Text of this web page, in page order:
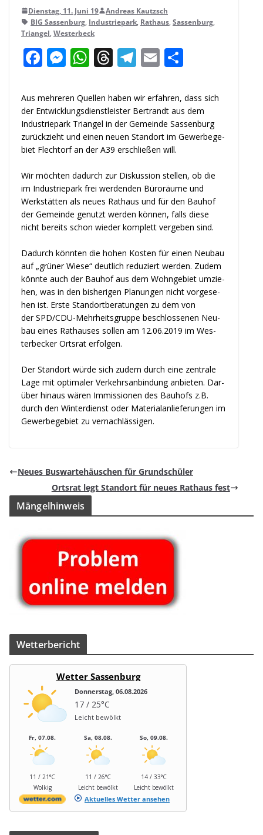
Dienstag, 11. Juni 19
Andreas Kautzsch
BIG Sassenburg, Industriepark, Rathaus, Sassenburg,
Triangel, Westerbeck
F
c
e
b
o
o
k
M
ss
e
n
g
e
r
W
a
ts
A
p
p
T
r
e
a
d
s
T
e
g
r
a
m
E
ai
l
le
n
Aus meh­re­ren Quel­len haben wir erfah­ren, dass sich
der Ent­wick­lungs­dienst­leis­ter Bert­randt aus dem
Indus­trie­park Tri­an­gel in der Gemeinde Sas­sen­burg
zurück­zieht und einen neuen Stand­ort im Gewer­be­ge­
biet Flech­torf an der A39 erschlie­ßen will.
Wir möch­ten dadurch zur Dis­kus­sion stel­len, ob die
im Indus­trie­park frei wer­den­den Büroräume und
Werk­stät­ten als neues Rat­haus und für den Bau­hof
der Gemeinde genutzt wer­den kön­nen, falls diese
nicht bereits schon wie­der kom­plett ver­ge­ben sind.
Dadurch könn­ten die hohen Kos­ten für einen Neu­bau
auf „grü­ner Wiese“ deut­lich redu­ziert wer­den. Zudem
könnte auch der Bau­hof aus dem Wohn­ge­biet umzie­
hen, was in den bis­he­ri­gen Pla­nun­gen nicht vor­ge­se­
hen ist. Erste Stand­ort­be­ra­tun­gen zu dem von
derSPD/CDU-Mehr­heits­gruppe beschlos­se­nen Neu­
bau eines Rat­hau­ses sol­len am 12.06.2019 im Wes­
ter­be­cker Orts­rat erfolgen.
Der Stand­ort würde sich zudem durch eine zen­trale
Lage mit opti­ma­ler Ver­kehrs­an­bin­dunganbie­ten. Dar­
über hin­aus wären Immis­sio­nen des Bau­hofs z.B.
durch den Win­ter­dienst oder Mate­ri­al­an­lie­fe­run­gen im
Gewer­be­ge­biet zu vernachlässigen.
Neues Bus­war­te­häus­chen für Grundschüler
Orts­rat legt Stand­ort für neues Rat­haus fest
Män­gel­hin­weis
Wet­ter­be­richt
Wetter Sassenburg
Donnerstag, 06.08.2026
17 / 25°C
Leicht bewölkt
Fr, 07.08.
11 / 21°C
Wolkig
Sa, 08.08.
11 / 26°C
Leicht bewölkt
So, 09.08.
14 / 33°C
Leicht bewölkt
Aktuelles Wetter ansehen